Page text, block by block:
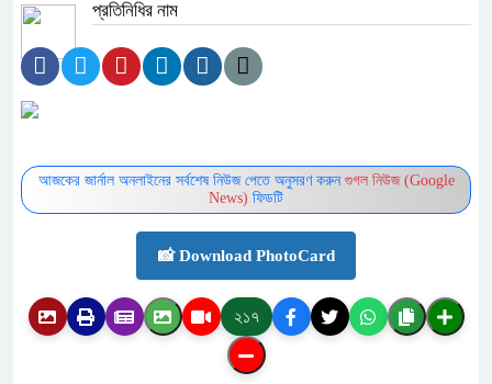
প্রতিনিধির নাম
আজকের জার্নাল অনলাইনের সর্বশেষ নিউজ পেতে অনুসরণ করুন গুগল নিউজ (Google
News) ফিডটি
📸 Download PhotoCard
২১৭